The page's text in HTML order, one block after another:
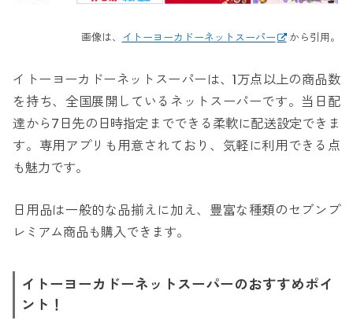
画像は、 イトーヨーカドーネットスーパー から引用。
イトーヨーカドーネットスーパーは、1万点以上の商品数
を持ち、全国展開しているネットスーパーです。当日配
達から7日先の日時指定までできる柔軟に配送設定できま
す。専用アプリも用意されており、気軽に利用できる点
も魅力です。
日用品は一般的な品揃えに加え、豊富な種類のセブンプ
レミアム商品も購入できます。
イトーヨーカドーネットスーパーのおすすめポイ
ント！